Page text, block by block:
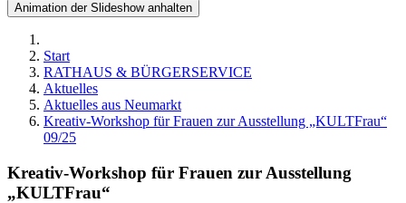
Animation der Slideshow anhalten
Start
RATHAUS & BÜRGERSERVICE
Aktuelles
Aktuelles aus Neumarkt
Kreativ-Workshop für Frauen zur Ausstellung „KULTFrau“
09/25
Kreativ-Workshop für Frauen zur Ausstellung
„KULTFrau“